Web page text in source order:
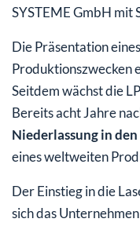
SYSTEME GmbH mit
Die Präsentation
Produktionszwecken
Seitdem wächst die
Bereits acht Jahre
Niederlassung in den
eines weltweiten
Der Einstieg in die
sich das